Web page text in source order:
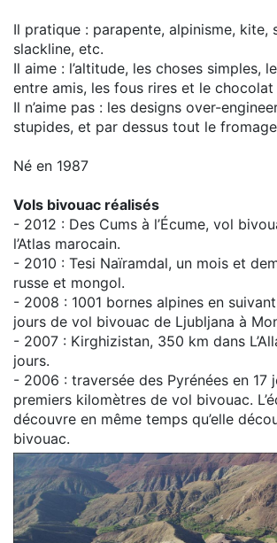
Il pratique : parapente, alpinisme, kite,
slackline, etc.
Il aime : l’altitude, les choses simples,
entre amis, les fous rires et le chocolat
Il n’aime pas : les designs over-
stupides, et par dessus tout le
Né en 1987
Vols bivouac réalisés
- 2012 : Des Cums à l’Écume, vol
l’Atlas marocain.
- 2010 : Tesi Naïramdal, un mois et
russe et mongol.
- 2008 : 1001 bornes alpines en
jours de vol bivouac de Ljubljana à
- 2007 : Kirghizistan, 350 km dans
jours.
- 2006 : traversée des Pyrénées en 17
premiers kilomètres de vol bivouac.
découvre en même temps qu’elle
bivouac.